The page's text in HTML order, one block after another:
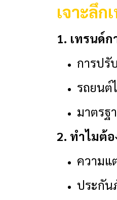
เจาะลึ
1. เทรนด์
การปรั
รถยนต์
มาตรฐ
2. ทำไมต้
ความแ
ประกัน